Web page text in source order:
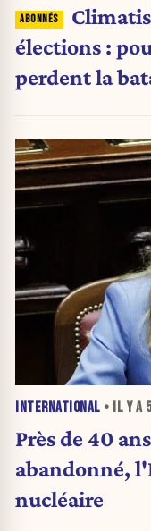
élections :
perdent la
INTERNATIONAL • IL Y A
Près de 40
abandonné,
nucléaire